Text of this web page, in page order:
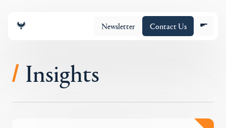
Newsletter Contact Us
조직
/ Insights